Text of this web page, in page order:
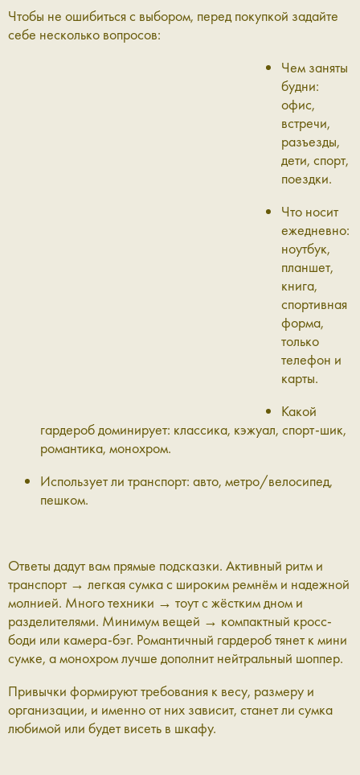
Чтобы не ошибиться с выбором, перед покупкой задайте
себе несколько вопросов:
Чем заняты
будни:
офис,
встречи,
разъезды,
дети, спорт,
поездки.
Что носит
ежедневно:
ноутбук,
планшет,
книга,
спортивная
форма,
только
телефон и
карты.
Какой
гардероб доминирует: классика, кэжуал, спорт-шик,
романтика, монохром.
Использует ли транспорт: авто, метро/велосипед,
пешком.
Ответы дадут вам прямые подсказки. Активный ритм и
транспорт → легкая сумка с широким ремнём и надежной
молнией. Много техники → тоут с жёстким дном и
разделителями. Минимум вещей → компактный кросс-
боди или камера-бэг. Романтичный гардероб тянет к мини
сумке, а монохром лучше дополнит нейтральный шоппер.
Привычки формируют требования к весу, размеру и
организации, и именно от них зависит, станет ли сумка
любимой или будет висеть в шкафу.